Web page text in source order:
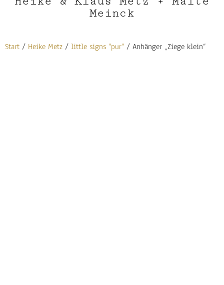
Meinck
Start / Heike Metz / little signs "pur" / Anhänger „Ziege klein“